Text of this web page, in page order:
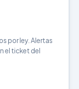
por ley. Alertas
el ticket del